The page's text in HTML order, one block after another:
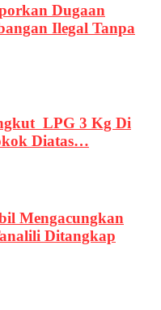
Dugaan
Ilegal Tanpa
LPG 3 Kg Di
Diatas…
Mengacungkan
Ditangkap